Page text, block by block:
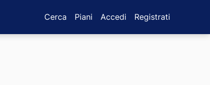
Cerca Piani Accedi Registrati